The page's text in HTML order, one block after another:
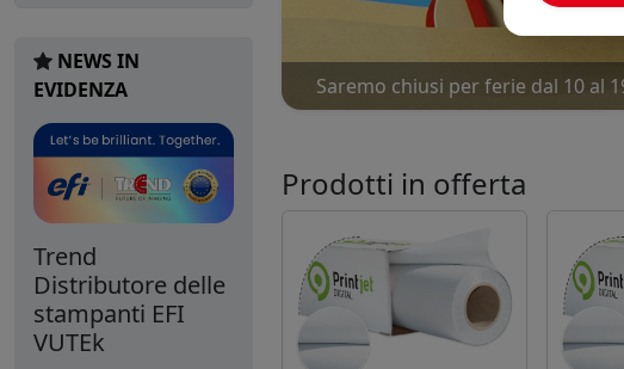
NEWS IN
EVIDENZA
Trend
Distributore delle
stampanti EFI
VUTEk
Saremo chiusi per ferie dal 10 al
Prodotti in offerta